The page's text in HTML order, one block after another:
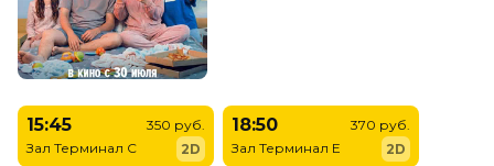
15:45
Зал Терминал C
350 руб.
2D
18:50
Зал Терминал E
370 руб.
2D